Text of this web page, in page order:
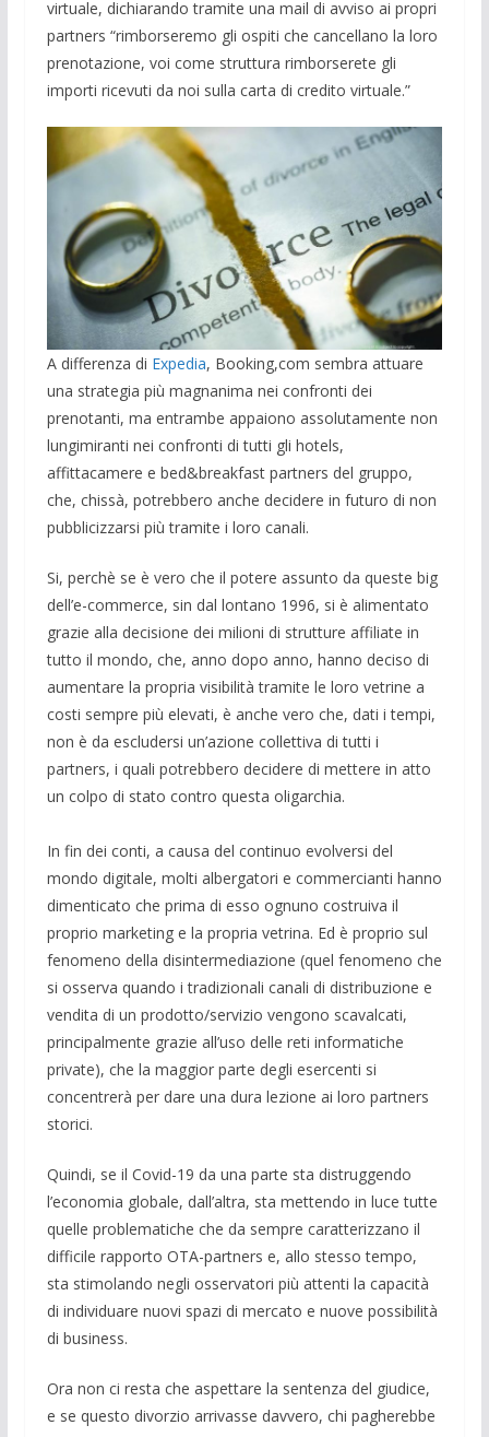
virtuale, dichiarando tramite una mail di avviso ai propri
partners “rimborseremo gli ospiti che cancellano la loro
prenotazione, voi come struttura rimborserete gli
importi ricevuti da noi sulla carta di credito virtuale.”
A differenza di Expedia, Booking,com sembra attuare
una strategia più magnanima nei confronti dei
prenotanti, ma entrambe appaiono assolutamente non
lungimiranti nei confronti di tutti gli hotels,
affittacamere e bed&breakfast partners del gruppo,
che, chissà, potrebbero anche decidere in futuro di non
pubblicizzarsi più tramite i loro canali.
Si, perchè se è vero che il potere assunto da queste big
dell’e-commerce, sin dal lontano 1996, si è alimentato
grazie alla decisione dei milioni di strutture affiliate in
tutto il mondo, che, anno dopo anno, hanno deciso di
aumentare la propria visibilità tramite le loro vetrine a
costi sempre più elevati, è anche vero che, dati i tempi,
non è da escludersi un’azione collettiva di tutti i
partners, i quali potrebbero decidere di mettere in atto
un colpo di stato contro questa oligarchia.
In fin dei conti, a causa del continuo evolversi del
mondo digitale, molti albergatori e commercianti hanno
dimenticato che prima di esso ognuno costruiva il
proprio marketing e la propria vetrina. Ed è proprio sul
fenomeno della disintermediazione (quel fenomeno che
si osserva quando i tradizionali canali di distribuzione e
vendita di un prodotto/servizio vengono scavalcati,
principalmente grazie all’uso delle reti informatiche
private), che la maggior parte degli esercenti si
concentrerà per dare una dura lezione ai loro partners
storici.
Quindi, se il Covid-19 da una parte sta distruggendo
l’economia globale, dall’altra, sta mettendo in luce tutte
quelle problematiche che da sempre caratterizzano il
difficile rapporto OTA-partners e, allo stesso tempo,
sta stimolando negli osservatori più attenti la capacità
di individuare nuovi spazi di mercato e nuove possibilità
di business.
Ora non ci resta che aspettare la sentenza del giudice,
e se questo divorzio arrivasse davvero, chi pagherebbe